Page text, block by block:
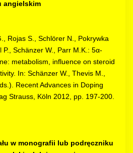
angielskim
Rojas S., Schlörer N., Pokrywka
P., Schänzer W., Parr M.K.: 5α-
metabolism, influence on steroid
In: Schänzer W., Thevis M.,
Recent Advances in Doping
Strauss, Köln 2012, pp. 197-200.
w monografii lub podręczniku